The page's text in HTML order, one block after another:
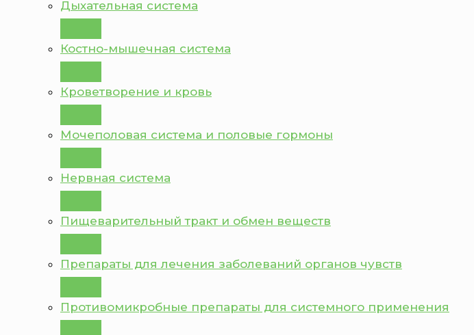
Дыхательная система
Костно-мышечная система
Кроветворение и кровь
Мочеполовая система и половые гормоны
Нервная система
Пищеварительный тракт и обмен веществ
Препараты для лечения заболеваний органов чувств
Противомикробные препараты для системного применения